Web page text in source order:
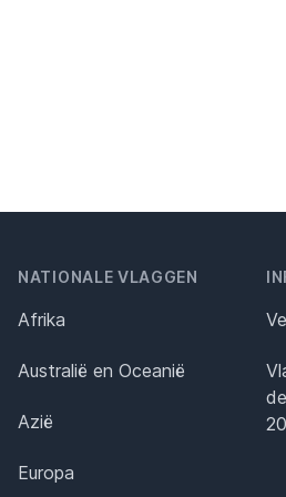
NATIONALE VLAGGEN
Afrika
Australië en Oceanië
Azië
Europa